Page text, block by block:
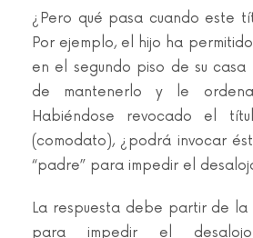
¿Pero qué pasa cuando este
Por ejemplo, el hijo ha
en el segundo piso de su
de mantenerlo y le
Habiéndose revocado el
(comodato), ¿podrá invocar
“padre” para impedir el
La respuesta debe partir de la
para impedir el